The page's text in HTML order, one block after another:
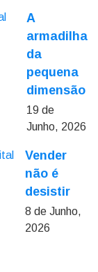
A
armadilha
da
pequena
dimensão
19 de
Junho, 2026
Vender
não é
desistir
8 de Junho,
2026